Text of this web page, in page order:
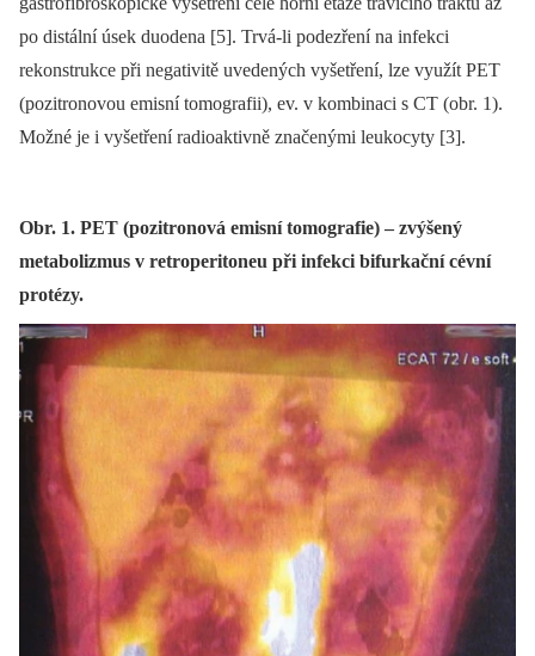
po distální úsek duodena [5]. Trvá-li podezření na infekci
rekonstrukce při negativitě uvedených vyšetření, lze využít PET
(pozitronovou emisní tomografii), ev. v kombinaci s CT (obr. 1).
Možné je i vyšetření radioaktivně značenými leukocyty [3].
Obr. 1. PET (pozitronová emisní tomografie) – zvýšený
metabolizmus v retroperitoneu při infekci bifurkační cévní
protézy.